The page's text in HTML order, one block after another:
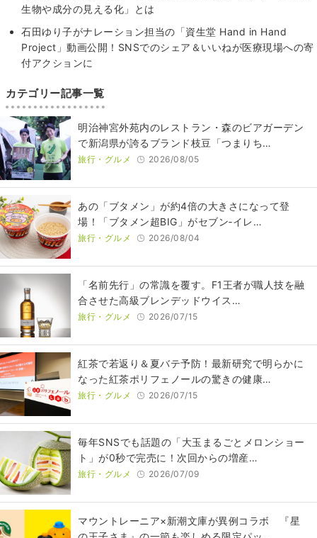
生物や成分の見える化」とは
石田ゆり子がナレーション担当の「資生堂 Hand in Hand
Project」動画公開！SNSでのシェア＆いいねが医療現場への寄
付アクションに
カテゴリー記事一覧
明治神宮外苑内のレストラン・森のビアガーデン
で新潟県が誇るブランド枝豆「つまりち…
旅行・グルメ 2026/08/05
あの「ブタメン」が約4倍の大きさになって登
場！「ブタメン超BIG」がセブン‐イレ…
旅行・グルメ 2026/08/04
​​「名前先行」の常識を覆す。F1王者が職人技を融
合させた高級ブレンデッドウイス…
旅行・グルメ 2026/07/15
紅茶で若返り＆夏バテ予防！最新研究で明らかに
なった紅茶ポリフェノールの驚きの健康…
旅行・グルメ 2026/07/15
毎年SNSでも話題の「大玉まるごとメロンショー
ト」が0秒で完売に！次回からの増産…
旅行・グルメ 2026/07/09
マウントレーニア×新潮文庫が異例コラボ 『星